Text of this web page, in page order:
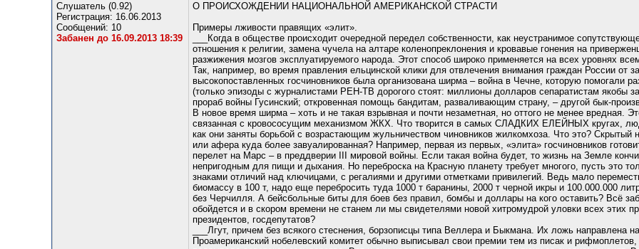
Слушатель (0.92)
Регистрация: 16.06.2013
Сообщений: 10
Забанен до 16.09.2013 18:39
О ПРОИСХОЖДЕНИИ НАЦИОНАЛЬНОЙ АМЕРИКАНСКОЙ СТРАСТИ
Примеры лживости правящих «элит».
___Когда в обществе происходит очередной передел собственности, как неустранимое
отношения к религии, замена чучела на алтаре коленопреклонения и кровавые гонения на
разжижения мозгов эксплуатируемого народа. Этот способ широко применяется на всех уровнях
Так, например, во время правления ельцинской клики для отвлечения внимания граждан России от
высокопоставленных госчиновников была организована ширма – война в Чечне, которую помогали
(только эпизоды с журналистами РЕН-ТВ дорогого стоят: миллионы долларов сепаратистам якобы
прораб войны Гусинский; откровенная помощь бандитам, разваливающим страну, – другой бык-
В новое время ширма – хоть и не такая взрывная и почти незаметная, но оттого не менее вредная.
связанная с кровососущим механизмом ЖКХ. Что творится в самых СЛАДКИХ ЕЛЕЙНЫХ кругах,
как они заняты борьбой с возрастающим жульничеством чиновников жилкомхоза. Что это?
или афера куда более завуалированная? Например, первая из первых, «элита» госчиновников
перелет на Марс – в преддверии III мировой войны. Если такая война будет, то жизнь на Земле
непригодным для пищи и дыхания. Но переброска на Красную планету требует многого, пусть это
знаками отличий над ключицами, с регалиями и другими отметками привилегий. Ведь мало
биомассу в 100 т, надо еще перебросить туда 1000 т баранины, 2000 т черной икры и 100.000.000
без Черчилля. А бейсбольные биты для боев без правил, бомбы и доллары на кого оставить? Всё
обойдется и в скором времени не станем ли мы свидетелями новой хитромудрой уловки всех этих
президентов, госдепутатов?
___Лгут, причем без всякого стеснения, борзописцы типа Веллера и Быкмана. Их ложь направлена
Проамериканский нобелевский комитет обычно выписывал свои премии тем из писак и рифмоплетов,